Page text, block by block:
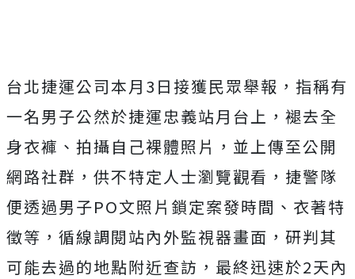
台北捷運公司本月3日接獲民眾舉報，指稱有
一名男子公然於捷運忠義站月台上，褪去全
身衣褲、拍攝自己裸體照片，並上傳至公開
網路社群，供不特定人士瀏覽觀看，捷警隊
便透過男子PO文照片鎖定案發時間、衣著特
徵等，循線調閱站內外監視器畫面，研判其
可能去過的地點附近查訪，最終迅速於2天內